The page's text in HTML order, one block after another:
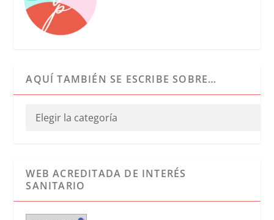
AQUÍ TAMBIÉN SE ESCRIBE SOBRE…
WEB ACREDITADA DE INTERÉS
SANITARIO